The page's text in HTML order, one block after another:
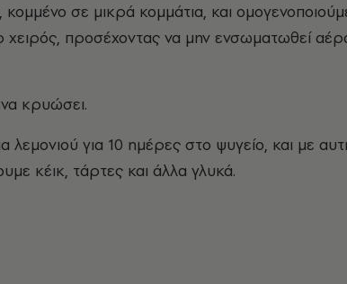
σε μικρά κομμάτια, και
χειρός, προσέχοντας να μην ενσωματωθεί
κρυώσει.
λεμονιού για 10 ημέρες στο ψυγείο, και με
κέικ, τάρτες και άλλα γλυκά.